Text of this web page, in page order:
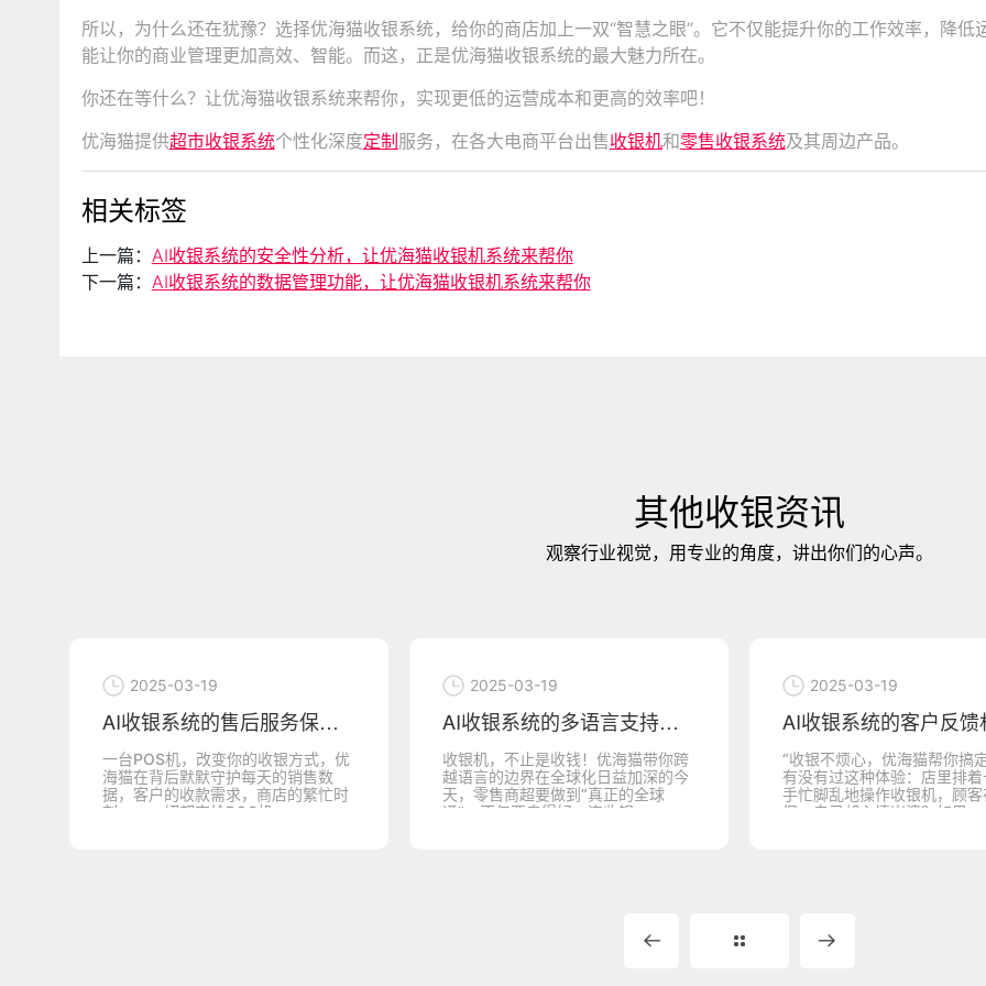
所以，为什么还在犹豫？选择优海猫收银系统，给你的商店加上一双“智慧之眼”。它不仅能提升你的工作效率，降低
能让你的商业管理更加高效、智能。而这，正是优海猫收银系统的最大魅力所在。
你还在等什么？让优海猫收银系统来帮你，实现更低的运营成本和更高的效率吧！
优海猫提供超市收银系统个性化深度定制 服务，在各大电商平台出售收银机和零售收银系统及其周边产品。
相关标签
上一篇： AI收银系统的安全性分析，让优海猫收银机系统来帮你
下一篇： AI收银系统的数据管理功能，让优海猫收银机系统来帮你
其他收银资讯
观察行业视觉，用专业的角度，讲出你们的心声。
2025-03-19
AI收银系统的售后服务保障，让优海猫收银
一台POS机，改变你的收银方式，优
海猫在背后默默守护每天的销售数
据，客户的收款需求，商店的繁忙时
刻——一切都交给POS机...
2025-03-19
AI收银系统的多语言支持，让优海猫收银机
收银机，不止是收钱！优海猫带你跨
越语言的边界在全球化日益加深的今
天，零售商超要做到“真正的全球
通”，不仅要卖得好，连收银...
2025-03-19
“收银不烦心，优海猫帮你搞
有没有过这种体验：店里排着
手忙脚乱地操作收银机，顾客
促，自己却心情崩溃？如果...